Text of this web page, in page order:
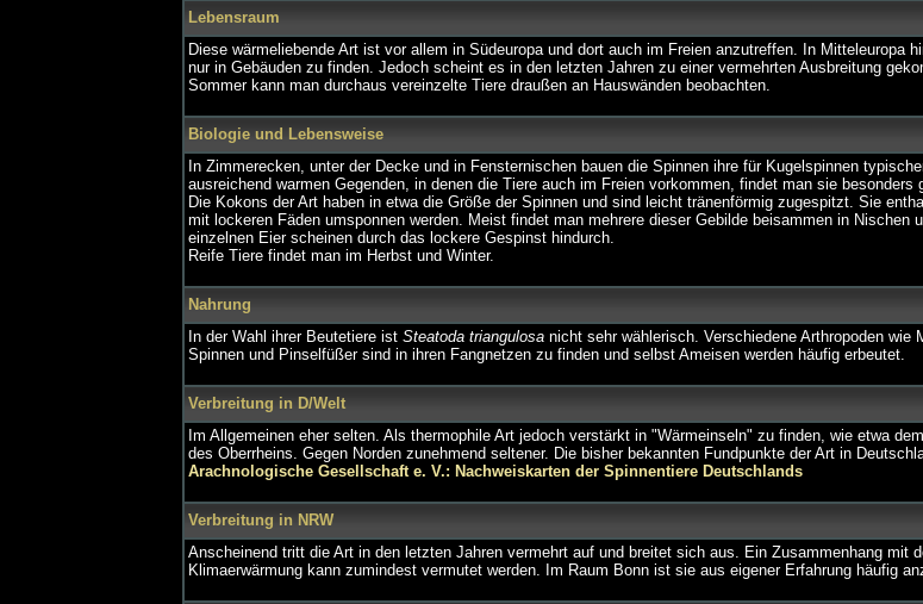
Lebensraum
Diese wärmeliebende Art ist vor allem in Südeuropa und dort auch im Freien anzutreffen. In Mitteleuropa
nur in Gebäuden zu finden. Jedoch scheint es in den letzten Jahren zu einer vermehrten Ausbreitung
Sommer kann man durchaus vereinzelte Tiere draußen an Hauswänden beobachten.
Biologie und Lebensweise
In Zimmerecken, unter der Decke und in Fensternischen bauen die Spinnen ihre für Kugelspinnen
ausreichend warmen Gegenden, in denen die Tiere auch im Freien vorkommen, findet man sie besonders
Die Kokons der Art haben in etwa die Größe der Spinnen und sind leicht tränenförmig zugespitzt. Sie
mit lockeren Fäden umsponnen werden. Meist findet man mehrere dieser Gebilde beisammen in Nischen
einzelnen Eier scheinen durch das lockere Gespinst hindurch.
Reife Tiere findet man im Herbst und Winter.
Nahrung
In der Wahl ihrer Beutetiere ist Steatoda triangulosa nicht sehr wählerisch. Verschiedene Arthropoden wie
Spinnen und Pinselfüßer sind in ihren Fangnetzen zu finden und selbst Ameisen werden häufig erbeutet.
Verbreitung in D/Welt
Im Allgemeinen eher selten. Als thermophile Art jedoch verstärkt in "Wärmeinseln" zu finden, wie etwa
des Oberrheins. Gegen Norden zunehmend seltener. Die bisher bekannten Fundpunkte der Art in
Arachnologische Gesellschaft e. V.: Nachweiskarten der Spinnentiere Deutschlands
Verbreitung in NRW
Anscheinend tritt die Art in den letzten Jahren vermehrt auf und breitet sich aus. Ein Zusammenhang mit
Klimaerwärmung kann zumindest vermutet werden. Im Raum Bonn ist sie aus eigener Erfahrung häufig